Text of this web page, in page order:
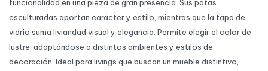
funcionalidad en una pieza de gran presencia. Sus patas
esculturadas aportan carácter y estilo, mientras que la tapa de
vidrio suma liviandad visual y elegancia. Permite elegir el color de
lustre, adaptándose a distintos ambientes y estilos de
decoración. Ideal para livings que buscan un mueble distintivo,